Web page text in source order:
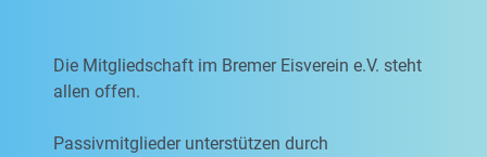
Die Mitgliedschaft im Bremer Eisverein e.V. steht
allen offen.
Passivmitglieder unterstützen durch